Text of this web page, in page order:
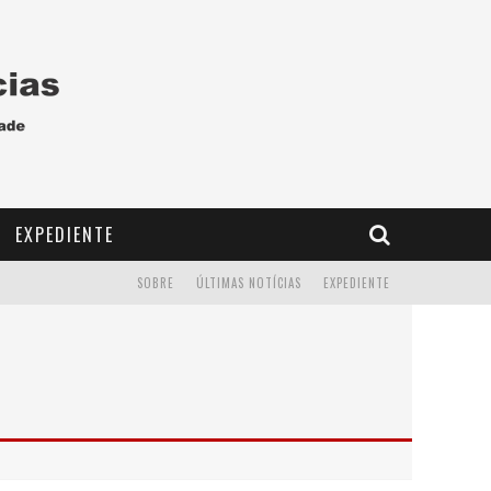
EXPEDIENTE
EXPEDIENTE
ÚLTIMAS NOTÍCIAS
SOBRE